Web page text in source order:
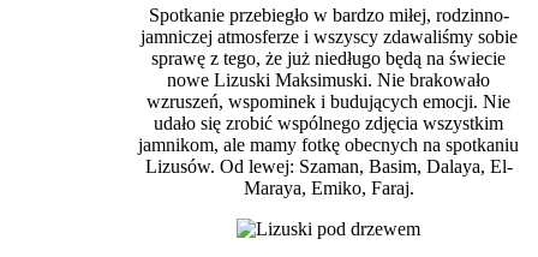
Spotkanie przebiegło w bardzo miłej, rodzinno-
jamniczej atmosferze i wszyscy zdawaliśmy sobie
sprawę z tego, że już niedługo będą na świecie
nowe Lizuski Maksimuski. Nie brakowało
wzruszeń, wspominek i budujących emocji. Nie
udało się zrobić wspólnego zdjęcia wszystkim
jamnikom, ale mamy fotkę obecnych na spotkaniu
Lizusów. Od lewej: Szaman, Basim, Dalaya, El-
Maraya, Emiko, Faraj.